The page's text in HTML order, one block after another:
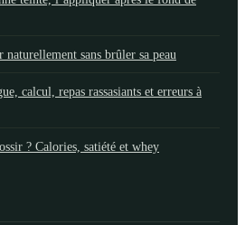
sans brûler sa peau
calcul, repas rassasiants et erreurs à
? Calories, satiété et whey